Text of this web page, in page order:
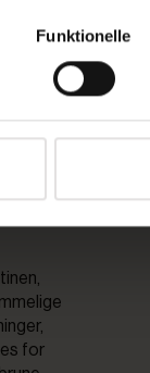
Funktionelle
for